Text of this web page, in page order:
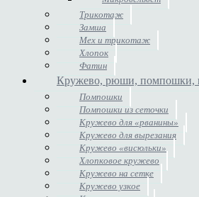
Трикотаж
Замша
Мех и трикотаж
Хлопок
Фатин
Кружево, рюши, помпошки,
Помпошки
Помпошки из сеточки
Кружево для «рванины»
Кружево для вырезания
Кружево «висюльки»
Хлопковое кружево
Кружево на сетке
Кружево узкое